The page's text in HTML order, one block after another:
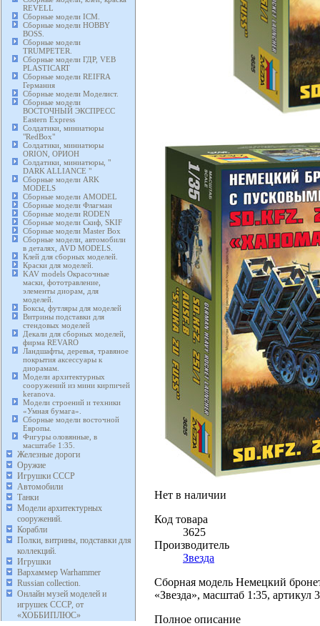
REVELL
Сборные модели ICM.
Сборные модели HOBBY
BOSS.
Сборные модели
TRUMPETER.
Сборные модели ГДР, VEB
PLASTICART
Сборные модели REIFRA
Германия
Сборные модели Моделист.
Сборные модели
ВОСТОЧНЫЙ ЭКСПРЕСС
Eastern Express
Солдатики, миниатюры
"RedBox"
Солдатики, миниатюры
ORION, ОРИОН
Солдатики, миниатюры, "
DARK ALLIANCE "
Сборные модели ARK
MODELS
Сборные модели AMODEL
Сборные модели Флагман
Сборные модели RODEN
Сборные модели Скиф, SKIF
Сборные модели Master Box
Сборные модели, автомобили
в деталях, AVD MODELS.
Клей для сборных моделей.
Краски для моделей.
KAV models Окрасочные
маски, фототравление,
элементы диорам, для
моделей.
Боксы, футляры для моделей
Витрины подставки для
стендовых моделей
Декали для сборных моделей,
фирма REVARO
Ландшафты, деревья, травяное
покрытия аксессуары к
диорамам.
Модели архитектурных
сооружений из мини кирпичей
keranova.
Модели строений и техники
«Умная бумага».
Сборные модели восточной
Европы.
Фигуры оловянные, в
масштабе 1:35.
Железные дороги
Оружие
Игрушки СССР
Автомобили
Танки
Модели архитектурных
сооружений.
Корабли
Полки, витрины, подставки для
коллекций.
Игрушки
Вархаммер Warhammer
Russian collection.
Онлайн музей моделей и
игрушек СССР, от
«ХОББИПЛЮС»
Нет в наличии
Код товара
3625
Производитель
Звезда
Сборная модель Немецкий
«Звезда», масштаб 1:35, артикул
Полное описание